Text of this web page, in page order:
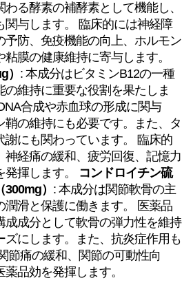
る酵素の補酵素として機能し、
関与します。 臨床的には神経障
予防、免疫機能の向上、ホルモン
膜の健康維持に寄与します。
: 本成分はビタミンB12の一種
維持に重要な役割を果たしま
合成や赤血球の形成に関与
鞘の維持にも必要です。また、タ
謝にも関わっています。 臨床的
神経痛の緩和、疲労回復、記憶力
揮します。 コンドロイチン硫
） : 本成分は関節軟骨の主
潤滑と保護に働きます。 医薬品
成成分として軟骨の弾力性を維持
ズにします。また、抗炎症作用も
節痛の緩和、関節の可動性向
品効を発揮します。